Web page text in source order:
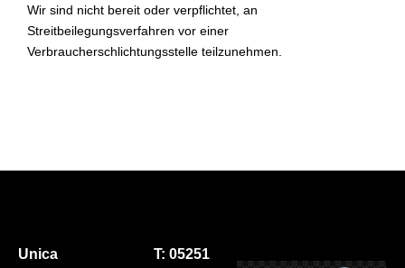
Wir sind nicht bereit oder verpflichtet, an
Streitbeilegungsverfahren vor einer
Verbraucherschlichtungsstelle teilzunehmen.
Unica
T: 05251